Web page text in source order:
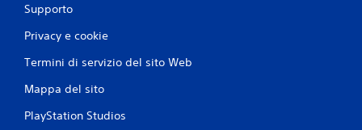
Supporto
Privacy e cookie
Termini di servizio del sito Web
Mappa del sito
PlayStation Studios